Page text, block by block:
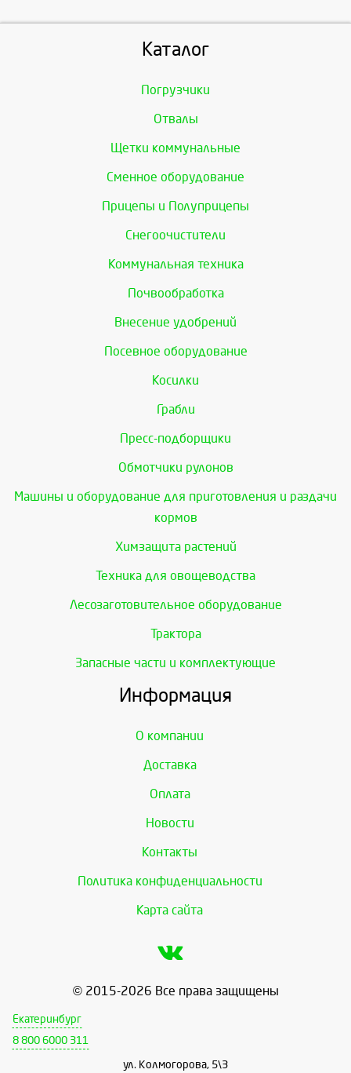
Каталог
Погрузчики
Отвалы
Щетки коммунальные
Сменное оборудование
Прицепы и Полуприцепы
Снегоочистители
Коммунальная техника
Почвообработка
Внесение удобрений
Посевное оборудование
Косилки
Грабли
Пресс-подборщики
Обмотчики рулонов
Машины и оборудование для приготовления и раздачи
кормов
Химзащита растений
Техника для овощеводства
Лесозаготовительное оборудование
Трактора
Запасные части и комплектующие
Информация
О компании
Доставка
Оплата
Новости
Контакты
Политика конфиденциальности
Карта сайта
© 2015-2026 Все права защищены
Екатеринбург
8 800 6000 311
ул. Колмогорова, 5\3